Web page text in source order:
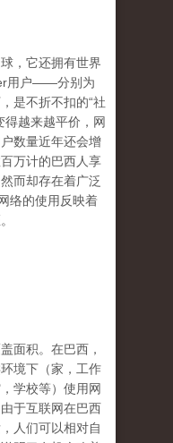
，它还拥有世界
用户——分别为
是不折不扣的“社
得越来越平价，网
数量近年还会增
万计的巴西人享
而却存在着广泛
络的使用反映着
面积。在巴西，
境下（家，工作
学校等）使用网
于互联网在巴西
人们可以相对自